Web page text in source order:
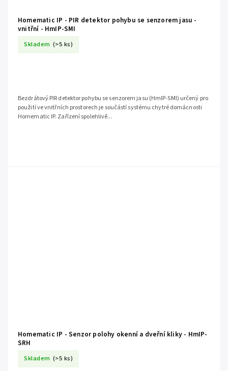
Homematic IP - PIR detektor pohybu se senzorem jasu -
vnitřní - HmIP-SMI
Skladem (>5 ks)
Bezdrátový PIR detektor pohybu se senzorem jasu (HmIP-SMI) určený pro
použití ve vnitřních prostorech je součástí systému chytré domácnosti
Homematic IP. Zařízení spolehlivě...
Homematic IP - Senzor polohy okenní a dveřní kliky - HmIP-
SRH
Skladem (>5 ks)